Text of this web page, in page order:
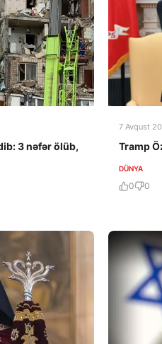
3 nəfər ölüb,
7 Avqust
Tramp
DÜNYA
0 0